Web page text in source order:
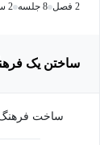
2 فصل 8 جلسه 2 ساعت ویدیو
ساختن یک
ساخت فرهنگ